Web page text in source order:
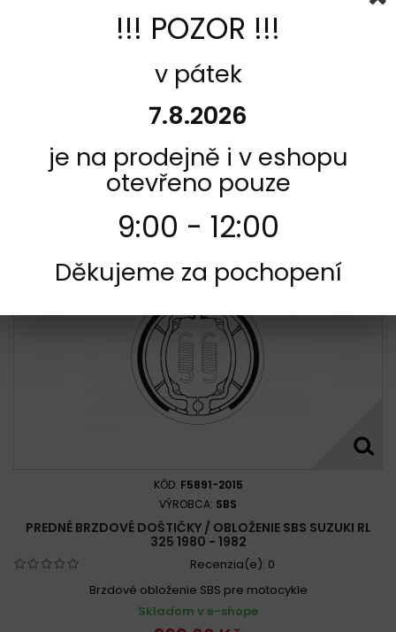
Suzuki RL 325 1980 - 1982
Zobraziť 1 - 1 z 1 položky
Sada na jeden kotúč
KÓD: F5891-2015
VÝROBCA: SBS
PREDNÉ BRZDOVÉ DOŠTIČKY / OBLOŽENIE SBS SUZUKI RL
325 1980 - 1982
Recenzia(e): 0
Brzdové obloženie SBS pre motocykle
Skladom v e-shope
!!! POZOR !!!
v pátek
7.8.2026
je na prodejně i v eshopu
otevřeno pouze
9:00 - 12:00
Děkujeme za pochopení